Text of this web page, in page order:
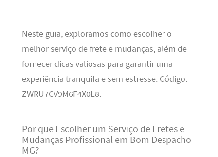
Neste guia, exploramos como escolher o
melhor serviço de frete e mudanças, além de
fornecer dicas valiosas para garantir uma
experiência tranquila e sem estresse. Código:
ZWRU7CV9M6F4X0L8.
Por que Escolher um Serviço de Fretes e
Mudanças Profissional em Bom Despacho
MG?